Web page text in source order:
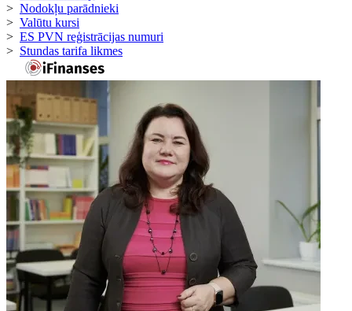
> Nodokļu parādnieki
> Valūtu kursi
> ES PVN reģistrācijas numuri
> Stundas tarifa likmes